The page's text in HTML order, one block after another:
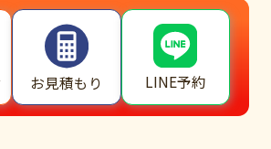
お見積もり LINE予約